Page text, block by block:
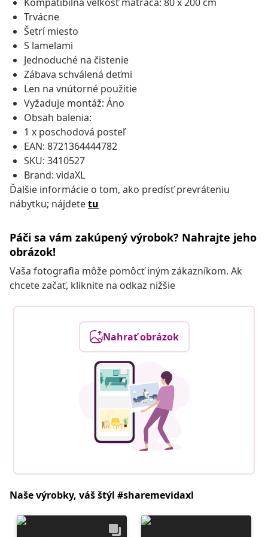
Trvácne
Šetrí miesto
S lamelami
Jednoduché na čistenie
Zábava schválená deťmi
Len na vnútorné použitie
Vyžaduje montáž: Áno
Obsah balenia:
1 x poschodová posteľ
EAN: 8721364444782
SKU: 3410527
Brand: vidaXL
Ďalšie informácie o tom, ako predísť prevráteniu
nábytku; nájdetetu
Páči sa vám zakúpený výrobok? Nahrajte jeho
obrázok!
Vaša fotografia môže pomôcť iným zákazníkom. Ak
chcete začať, kliknite na odkaz nižšie
Nahrať obrázok
Naše výrobky, váš štýl #sharemevidaxl